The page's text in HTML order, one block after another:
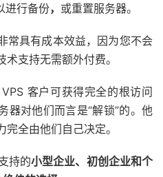
进行备份， 或重置服务器。
具有成本效益，因为您不会
术支持无需额外付费。
客户可获得完全的根访问
器对他们而言是“解锁”的。他
全由他们自己决定。
持的小型企业、初创企业和个